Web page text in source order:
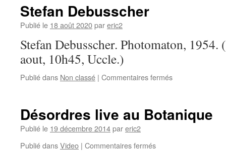
Stefan Debusscher
Publié le 18 août 2020pareric2
Stefan Debusscher. Photomaton,
aout, 10h45, Uccle.)
Publié dans Non classé | Commentaires fermés
Désordres live au Botanique
Publié le 19 décembre 2014pareric2
Publié dansVideo | Commentaires fermés